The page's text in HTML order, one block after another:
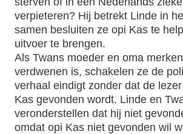
verpieteren? Hij betrekt Linde in
samen besluiten ze opi Kas te
uitvoer te brengen.
Als Twans moeder en oma
verdwenen is, schakelen ze de
verhaal eindigt zonder dat de
Kas gevonden wordt. Linde en
veronderstellen dat hij niet
omdat opi Kas niet gevonden wil